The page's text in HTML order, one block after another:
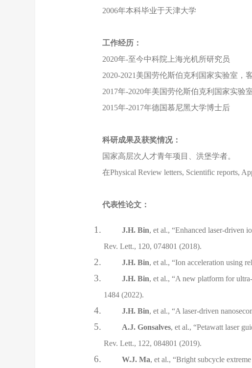
2006年本科毕业于天津大学
工作经历：
2020年-至今中科院上海光机所研究员
2020-2021美国劳伦斯伯克利国家实验室，
2017年-2020年美国劳伦斯伯克利国家实验
2015年-2017年德国慕尼黑大学博士后
科研成果及获奖情况：
国家高层次人才青年项目、洪堡学者。
在Physical Review letters, Scientific reports,
代表性论文：
J.H. Bin, et al., “Enhanced laser-driven
Rev. Lett., 120, 074801 (2018).
J.H. Bin, et al., “Ion acceleration using
J.H. Bin, et al., “A new platform for
1484 (2022).
J.H. Bin, et al., “A laser-driven
A.J. Gonsalves, et al., “Petawatt laser
Rev. Lett., 122, 084801 (2019).
W.J. Ma, et al., “Bright subcycle